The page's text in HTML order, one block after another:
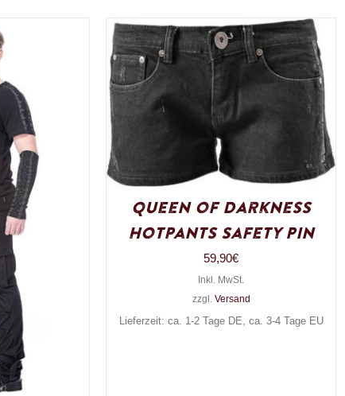
Queen of Darkness
Hotpants Safety Pin
59,90€
Inkl. MwSt.
zzgl. Versand
Lieferzeit: ca. 1-2 Tage DE, ca. 3-4 Tage EU